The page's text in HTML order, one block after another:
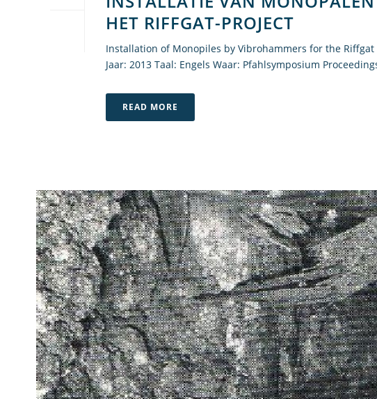
HET RIFFGAT-PROJECT
Installation of Monopiles by Vibrohammers for the Riffgat
Jaar: 2013 Taal: Engels Waar: Pfahlsymposium
READ MORE